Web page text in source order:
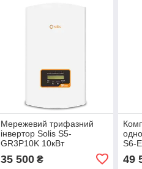
Мережевий трифазний
інвертор Solis S5-
GR3P10K 10кВт
35 500₴
S6-
кВт
49